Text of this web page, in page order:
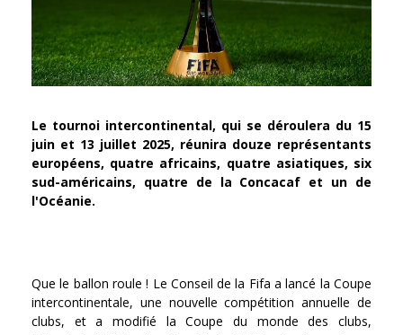
Le tournoi intercontinental, qui se déroulera du 15
juin et 13 juillet 2025, réunira douze représentants
européens, quatre africains, quatre asiatiques, six
sud-américains, quatre de la Concacaf et un de
l'Océanie.
Que le ballon roule ! Le Conseil de la Fifa a lancé la Coupe
intercontinentale, une nouvelle compétition annuelle de
clubs, et a modifié la Coupe du monde des clubs,